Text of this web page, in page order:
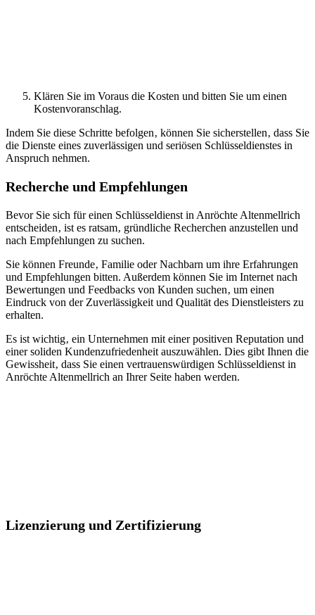
Klären Sie im Voraus die Kosten und bitten Sie um einen
Kostenvoranschlag.​
Indem Sie diese Schritte befolgen‚ können Sie sicherstellen‚ dass Sie
die Dienste eines zuverlässigen und seriösen Schlüsseldienstes in
Anspruch nehmen.
Recherche und Empfehlungen
Bevor Sie sich für einen Schlüsseldienst in Anröchte Altenmellrich
entscheiden‚ ist es ratsam‚ gründliche Recherchen anzustellen und
nach Empfehlungen zu suchen.​
Sie können Freunde‚ Familie oder Nachbarn um ihre Erfahrungen
und Empfehlungen bitten.​ Außerdem können Sie im Internet nach
Bewertungen und Feedbacks von Kunden suchen‚ um einen
Eindruck von der Zuverlässigkeit und Qualität des Dienstleisters zu
erhalten.​
Es ist wichtig‚ ein Unternehmen mit einer positiven Reputation und
einer soliden Kundenzufriedenheit auszuwählen.​ Dies gibt Ihnen die
Gewissheit‚ dass Sie einen vertrauenswürdigen Schlüsseldienst in
Anröchte Altenmellrich an Ihrer Seite haben werden.
Lizenzierung und Zertifizierung